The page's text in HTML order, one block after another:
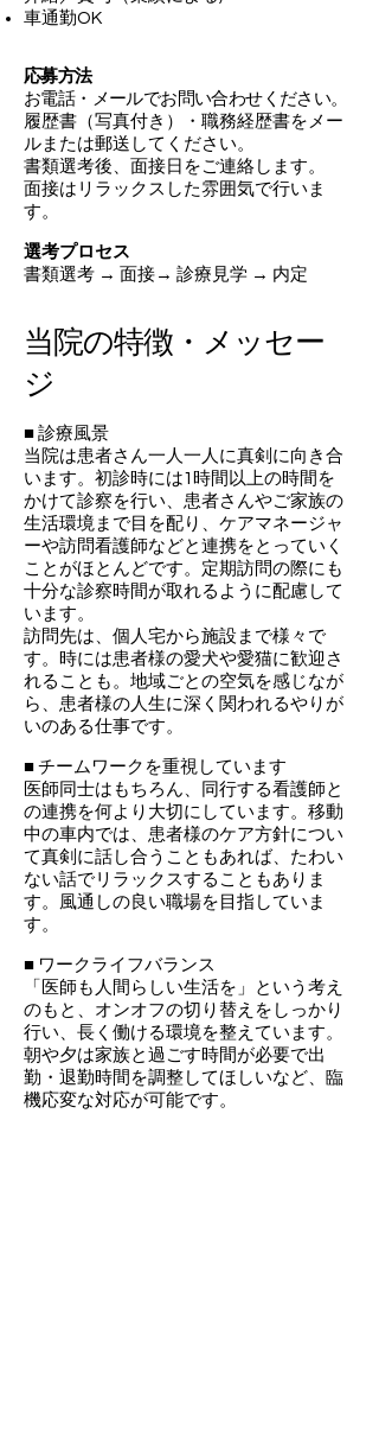
車通勤OK
応募方法
お電話・メールでお問い合わせください。
履歴書（写真付き）・職務経歴書をメー
ルまたは郵送してください。
書類選考後、面接日をご連絡します。
面接はリラックスした雰囲気で行いま
す。
選考プロセス
書類選考 → 面接→ 診療見学 → 内定
当院の特徴・メッセー
ジ
■ 診療風景
当院は患者さん一人一人に真剣に向き合
います。初診時には1時間以上の時間を
かけて診察を行い、患者さんやご家族の
生活環境まで目を配り、ケアマネージャ
ーや訪問看護師などと連携をとっていく
ことがほとんどです。定期訪問の際にも
十分な診察時間が取れるように配慮して
います。
訪問先は、個人宅から施設まで様々で
す。時には患者様の愛犬や愛猫に歓迎さ
れることも。地域ごとの空気を感じなが
ら、患者様の人生に深く関われるやりが
いのある仕事です。
■ チームワークを重視しています
医師同士はもちろん、同行する看護師と
の連携を何より大切にしています。移動
中の車内では、患者様のケア方針につい
て真剣に話し合うこともあれば、たわい
ない話でリラックスすることもありま
す。風通しの良い職場を目指していま
す。
■ ワークライフバランス
「医師も人間らしい生活を」という考え
のもと、オンオフの切り替えをしっかり
行い、長く働ける環境を整えています。
朝や夕は家族と過ごす時間が必要で出
勤・退勤時間を調整してほしいなど、臨
機応変な対応が可能です。